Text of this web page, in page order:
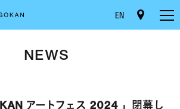
EN
NEWS
アートフェス 2024 」閉幕し